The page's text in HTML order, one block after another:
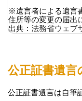
※遺言者による遺言
住所等の変更の届出
出典： 法務省ウェブ
公正証書遺言
公正証書遺言は自筆